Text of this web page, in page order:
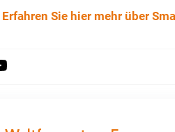
Erfahren Sie hier mehr über